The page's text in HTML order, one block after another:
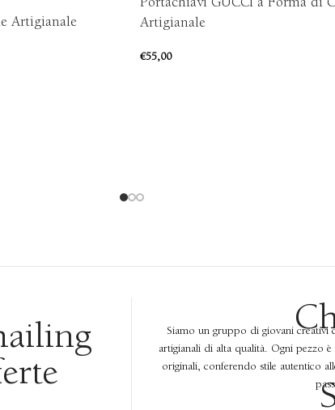
Artigianale
Portachiavi GUCCI a Forma di
Artigianale
€55,00
Siamo un gruppo di giovani creativi
artigianali di alta qualità. Ogni pezzo
originali, conferendo stile autentico